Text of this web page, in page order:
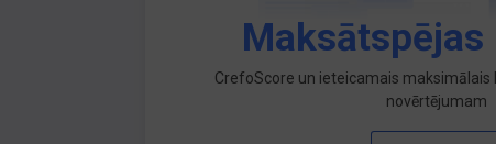
CrefoScore un ieteicamais maksimālais
novērtējumam